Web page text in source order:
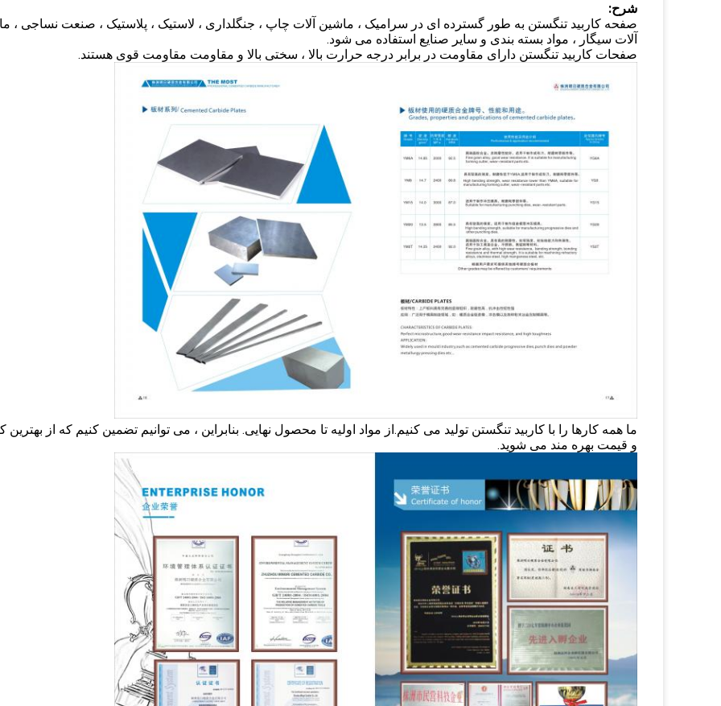
شرح:
صفحه کاربید تنگستن به طور گسترده ای در سرامیک ، ماشین آلات چاپ ، جنگلداری ، لاستیک ، پلاستیک ، صنعت نساجی ،
آلات سیگار ، مواد بسته بندی و سایر صنایع استفاده می شود.
صفحات کاربید تنگستن دارای مقاومت در برابر درجه حرارت بالا ، سختی بالا و مقاومت مقاومت قوی هستند.
ما همه کارها را با کاربید تنگستن تولید می کنیم.از مواد اولیه تا محصول نهایی. بنابراین ، می توانیم تضمین کنیم که از بهترین
و قیمت بهره مند می شوید.